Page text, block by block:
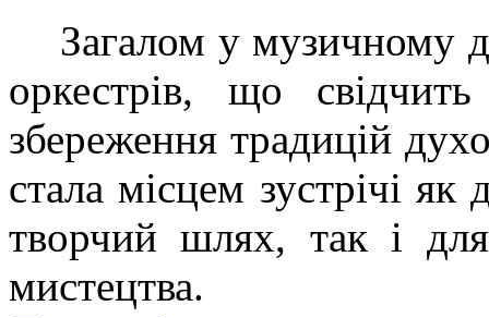
Загалом у музичному
оркестрів, що
збереження традицій
стала місцем зустрічі
творчий шлях, так і
мистецтва.